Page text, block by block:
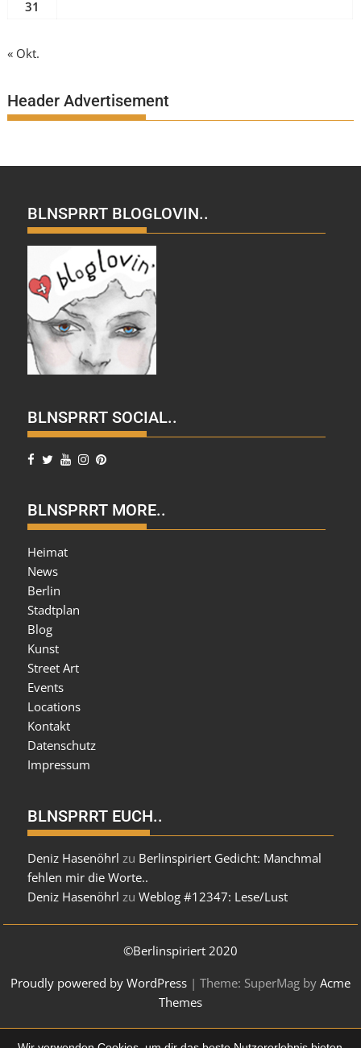
31
« Okt.
Header Advertisement
BLNSPRRT BLOGLOVIN..
BLNSPRRT SOCIAL..
BLNSPRRT MORE..
Heimat
News
Berlin
Stadtplan
Blog
Kunst
Street Art
Events
Locations
Kontakt
Datenschutz
Impressum
BLNSPRRT EUCH..
Deniz Hasenöhrl zu Berlinspiriert Gedicht: Manchmal
fehlen mir die Worte..
Deniz Hasenöhrl zuWeblog #12347: Lese/Lust
©Berlinspiriert 2020
Proudly powered by WordPress | Theme: SuperMag by Acme
Themes